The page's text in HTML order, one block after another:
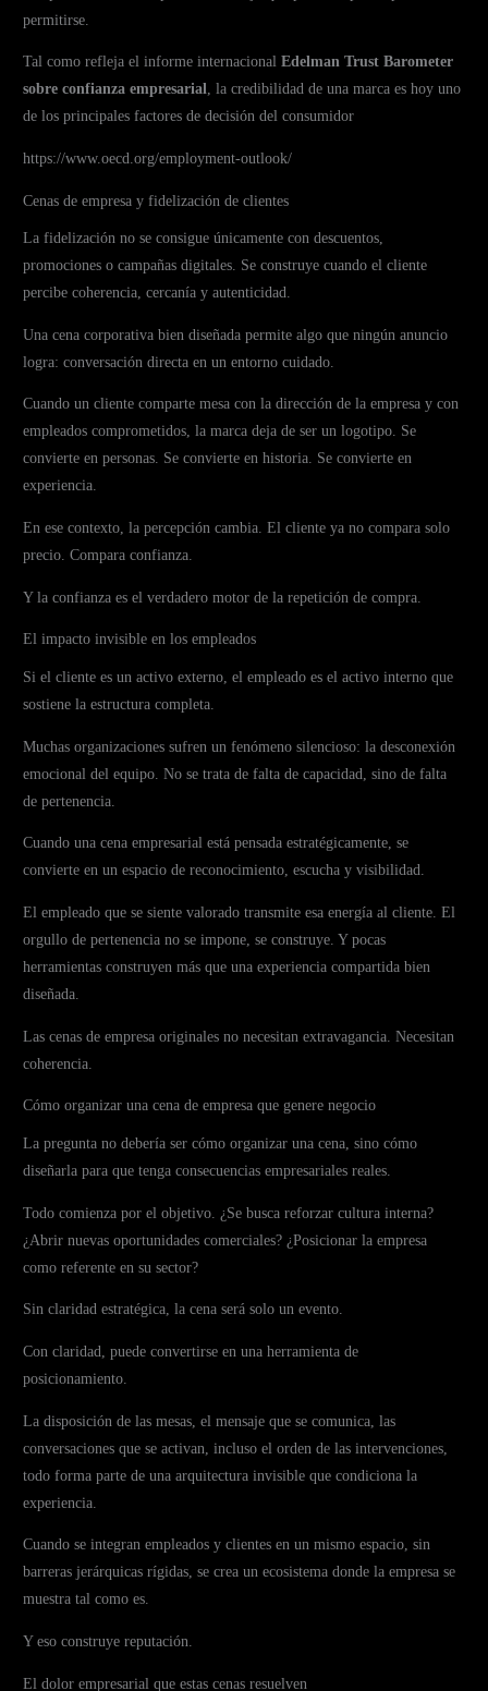
permitirse.
Tal como refleja el informe internacionalEdelman Trust Barometer
sobre confianza empresarial, la credibilidad de una marca es hoy uno
de los principales factores de decisión del consumidor
https://www.oecd.org/employment-outlook/
Cenas de empresa y fidelización de clientes
La fidelización no se consigue únicamente con descuentos,
promociones o campañas digitales. Se construye cuando el cliente
percibe coherencia, cercanía y autenticidad.
Una cena corporativa bien diseñada permite algo que ningún anuncio
logra: conversación directa en un entorno cuidado.
Cuando un cliente comparte mesa con la dirección de la empresa y con
empleados comprometidos, la marca deja de ser un logotipo. Se
convierte en personas. Se convierte en historia. Se convierte en
experiencia.
En ese contexto, la percepción cambia. El cliente ya no compara solo
precio. Compara confianza.
Y la confianza es el verdadero motor de la repetición de compra.
El impacto invisible en los empleados
Si el cliente es un activo externo, el empleado es el activo interno que
sostiene la estructura completa.
Muchas organizaciones sufren un fenómeno silencioso: la desconexión
emocional del equipo. No se trata de falta de capacidad, sino de falta
de pertenencia.
Cuando una cena empresarial está pensada estratégicamente, se
convierte en un espacio de reconocimiento, escucha y visibilidad.
El empleado que se siente valorado transmite esa energía al cliente. El
orgullo de pertenencia no se impone, se construye. Y pocas
herramientas construyen más que una experiencia compartida bien
diseñada.
Las cenas de empresa originales no necesitan extravagancia. Necesitan
coherencia.
Cómo organizar una cena de empresa que genere negocio
La pregunta no debería ser cómo organizar una cena, sino cómo
diseñarla para que tenga consecuencias empresariales reales.
Todo comienza por el objetivo. ¿Se busca reforzar cultura interna?
¿Abrir nuevas oportunidades comerciales? ¿Posicionar la empresa
como referente en su sector?
Sin claridad estratégica, la cena será solo un evento.
Con claridad, puede convertirse en una herramienta de
posicionamiento.
La disposición de las mesas, el mensaje que se comunica, las
conversaciones que se activan, incluso el orden de las intervenciones,
todo forma parte de una arquitectura invisible que condiciona la
experiencia.
Cuando se integran empleados y clientes en un mismo espacio, sin
barreras jerárquicas rígidas, se crea un ecosistema donde la empresa se
muestra tal como es.
Y eso construye reputación.
El dolor empresarial que estas cenas resuelven